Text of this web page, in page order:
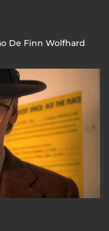
De Finn Wolfhard